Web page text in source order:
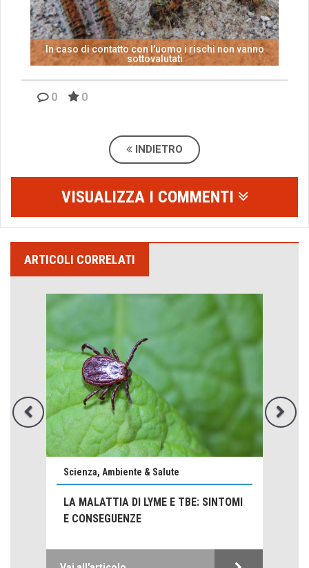
In caso di contatto con l'uomo i rischi non vanno
sottovalutati
0 0
INDIETRO
VISUALIZZA I COMMENTI
ARTICOLI CORRELATI
Scienza, Ambiente & Salute
LA MALATTIA DI LYME E TBE: SINTOMI
E CONSEGUENZE
Come distingueremo il vero dal falso?
intelligenza artificiale
Agordino - Vacanze per la famiglia
Montagna italiana
Hotels, B&B e Ristoranti... 10 & lode